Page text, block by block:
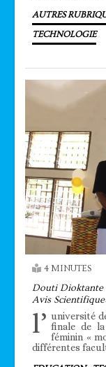
AUTRES
TECHNOLOGIE
4 MINUTES
Douti Dioktante
Avis
l’ université
finale de
féminin «
différentes